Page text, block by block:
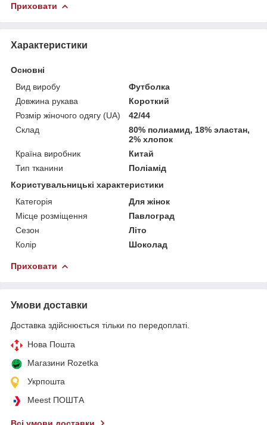
Приховати
Характеристики
Основні
Вид виробу
Футболка
Довжина рукава
Короткий
Розмір жіночого одягу (UA)
42/44
Склад
80% полиамид, 18% эластан,
2% хлопок
Країна виробник
Китай
Тип тканини
Поліамід
Користувальницькі характеристики
Категорія
Для жінок
Місце розміщення
Павлоград
Сезон
Літо
Колір
Шоколад
Приховати
Умови доставки
Доставка здійснюється тільки по передоплаті.
Нова Пошта
Магазини Rozetka
Укрпошта
Meest ПОШТА
Всі умови доставки